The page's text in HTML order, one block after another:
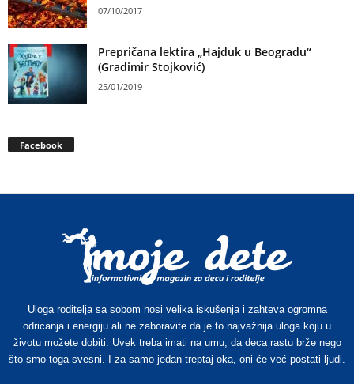
07/10/2017
Prepričana lektira „Hajduk u Beogradu“
(Gradimir Stojković)
25/01/2019
Facebook
Uloga roditelja sa sobom nosi velika iskušenja i zahteva ogromna
odricanja i energiju ali ne zaboravite da je to najvažnija uloga koju u
životu možete dobiti. Uvek treba imati na umu, da deca rastu brže nego
što smo toga svesni. I za samo jedan treptaj oka, oni će već postati ljudi.